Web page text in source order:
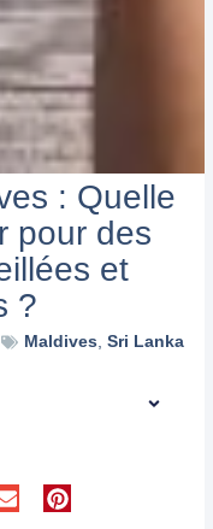
: Quelle
pour des
et
?
Maldives Sri Lanka